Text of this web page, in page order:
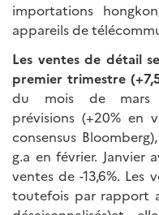
importations
appareils de
Les ventes de détail
premier trimestre
du mois de
prévisions (+20% en
consensus
g.a en février. Janvier
ventes de -13,6%.
toutefois par rapport